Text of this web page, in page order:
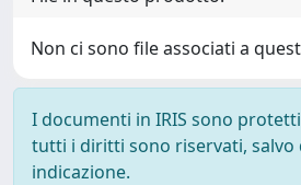
Non ci sono file associati a
I documenti in IRIS sono
tutti i diritti sono riservati, salvo
indicazione.